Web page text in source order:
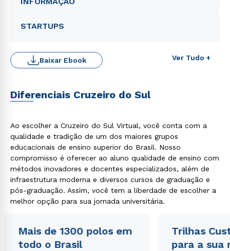
STARTUPS
Ver Tudo +
Baixar Ebook
Diferenciais Cruzeiro do Sul
Ao escolher a Cruzeiro do Sul Virtual, você conta com a
qualidade e tradição de um dos maiores grupos
educacionais de ensino superior do Brasil. Nosso
compromisso é oferecer ao aluno qualidade de ensino com
métodos inovadores e docentes especializados, além de
infraestrutura moderna e diversos cursos de graduação e
pós-graduação. Assim, você tem a liberdade de escolher a
melhor opção para sua jornada universitária.
Mais de 1300 polos em
todo o Brasil
Trilhas
para a sua
WhatsApp
ou
autorizo que meus dados sejam utilizados para o
envio de conteúdos da Cruzeiro do Sul.